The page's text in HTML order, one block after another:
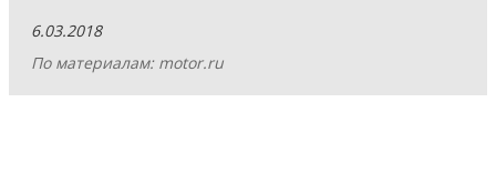
6.03.2018
По материалам: motor.ru